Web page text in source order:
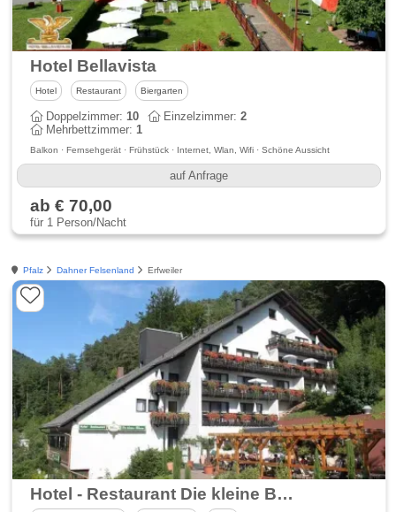
Hotel Bellavista
Hotel Restaurant Biergarten
Doppelzimmer:10 Einzelzimmer:2
Mehrbettzimmer:1
Balkon · Fernsehgerät · Frühstück · Internet, Wlan, Wifi · Schöne Aussicht
auf Anfrage
ab € 70,00
für 1 Person/Nacht
Pfalz Dahner Felsenland Erfweiler
Hotel - Restaurant Die kleine Blume im Dahner Felsenland